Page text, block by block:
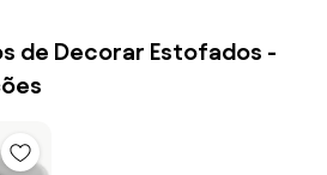
de Decorar Estofados -